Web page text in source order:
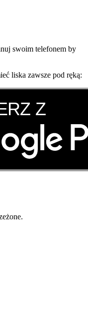
swoim telefonem by
liska zawsze pod ręką: